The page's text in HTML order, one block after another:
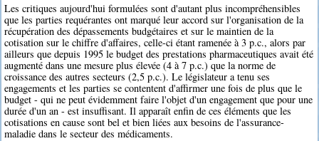
Les critiques aujourd'hui formulées sont d'autant plus incompréhensibles
que les parties requérantes ont marqué leur accord sur l'organisation de la
récupération des dépassements budgétaires et sur le maintien de la
cotisation sur le chiffre d'affaires, celle-ci étant ramenée à 3 p.c., alors par
ailleurs que depuis 1995 le budget des prestations pharmaceutiques avait été
augmenté dans une mesure plus élevée (4 à 7 p.c.) que la norme de
croissance des autres secteurs (2,5 p.c.). Le législateur a tenu ses
engagements et les parties se contentent d'affirmer une fois de plus que le
budget - qui ne peut évidemment faire l'objet d'un engagement que pour une
durée d'un an - est insuffisant. Il apparaît enfin de ces éléments que les
cotisations en cause sont bel et bien liées aux besoins de l'assurance-
maladie dans le secteur des médicaments.